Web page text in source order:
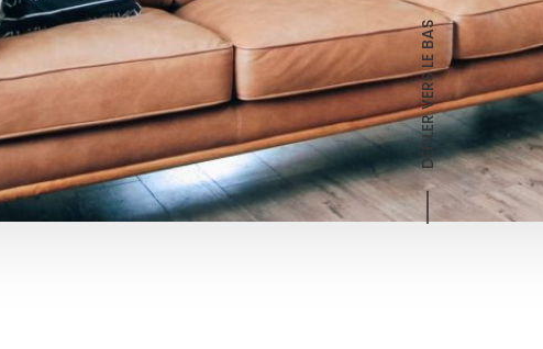
DÉFILER VERS LE BAS